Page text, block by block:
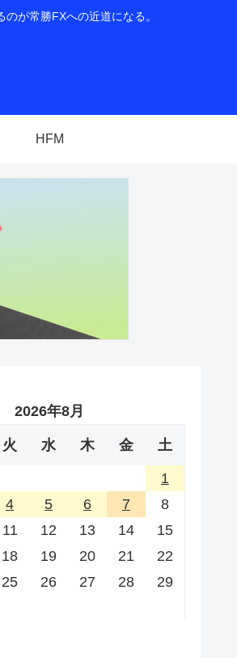
が常勝FXへの近道になる。
HFM
2026年8月
火 水 木 金 土
1
4 5 6 7
8
11 12 13 14
15
18 19 20 21
22
25 26 27 28
29